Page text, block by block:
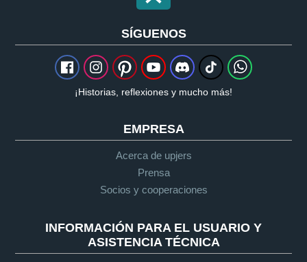
SÍGUENOS
¡Historias, reflexiones y mucho más!
EMPRESA
Acerca de upjers
Prensa
Socios y cooperaciones
INFORMACIÓN PARA EL USUARIO Y
ASISTENCIA TÉCNICA